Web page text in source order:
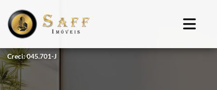
Creci: 045.701-J